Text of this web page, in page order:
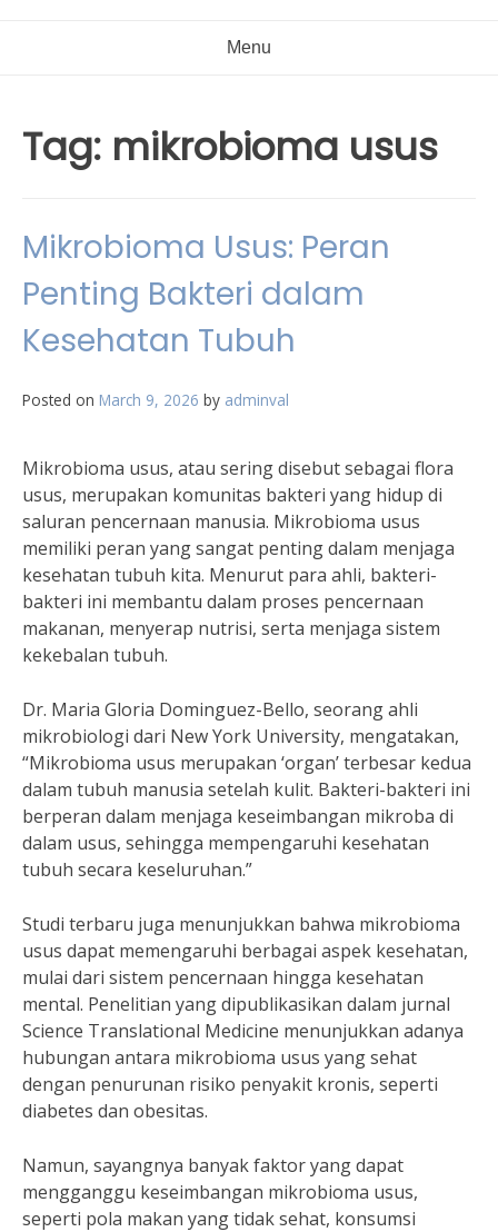
Menu
Tag: mikrobioma usus
Mikrobioma Usus: Peran
Penting Bakteri dalam
Kesehatan Tubuh
Posted on March 9, 2026 by adminval
Mikrobioma usus, atau sering disebut sebagai flora
usus, merupakan komunitas bakteri yang hidup di
saluran pencernaan manusia. Mikrobioma usus
memiliki peran yang sangat penting dalam menjaga
kesehatan tubuh kita. Menurut para ahli, bakteri-
bakteri ini membantu dalam proses pencernaan
makanan, menyerap nutrisi, serta menjaga sistem
kekebalan tubuh.
Dr. Maria Gloria Dominguez-Bello, seorang ahli
mikrobiologi dari New York University, mengatakan,
“Mikrobioma usus merupakan ‘organ’ terbesar kedua
dalam tubuh manusia setelah kulit. Bakteri-bakteri ini
berperan dalam menjaga keseimbangan mikroba di
dalam usus, sehingga mempengaruhi kesehatan
tubuh secara keseluruhan.”
Studi terbaru juga menunjukkan bahwa mikrobioma
usus dapat memengaruhi berbagai aspek kesehatan,
mulai dari sistem pencernaan hingga kesehatan
mental. Penelitian yang dipublikasikan dalam jurnal
Science Translational Medicine menunjukkan adanya
hubungan antara mikrobioma usus yang sehat
dengan penurunan risiko penyakit kronis, seperti
diabetes dan obesitas.
Namun, sayangnya banyak faktor yang dapat
mengganggu keseimbangan mikrobioma usus,
seperti pola makan yang tidak sehat, konsumsi